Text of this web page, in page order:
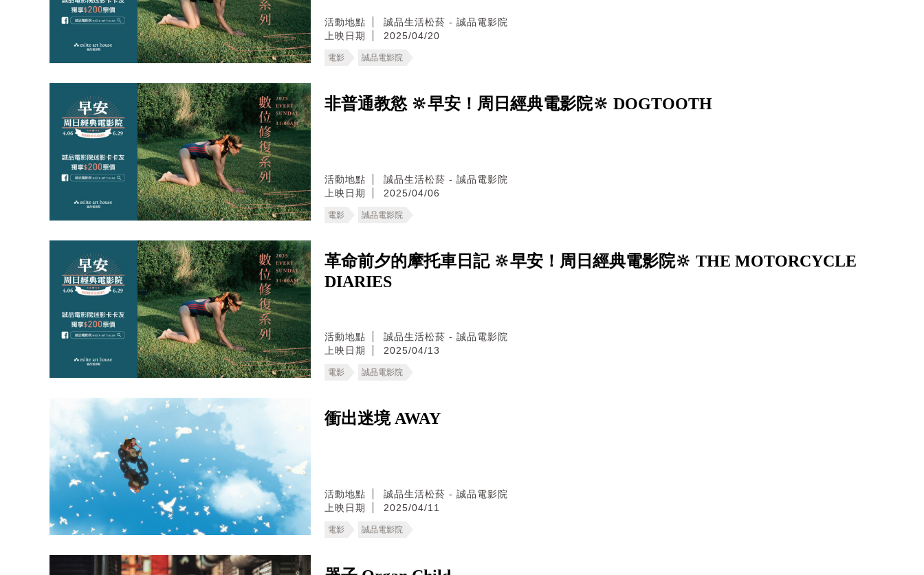
活動地點
誠品生活松菸 - 誠品電影院
上映日期
2025/04/20
電影 誠品電影院
非普通教慾 🔆早安！周日經典電影院🔆 DOGTOOTH
活動地點
誠品生活松菸 - 誠品電影院
上映日期
2025/04/06
電影 誠品電影院
革命前夕的摩托車日記 🔆早安！周日經典電影院🔆 THE MOTORCYCLE
DIARIES
活動地點
誠品生活松菸 - 誠品電影院
上映日期
2025/04/13
電影 誠品電影院
衝出迷境 AWAY
活動地點
誠品生活松菸 - 誠品電影院
上映日期
2025/04/11
電影 誠品電影院